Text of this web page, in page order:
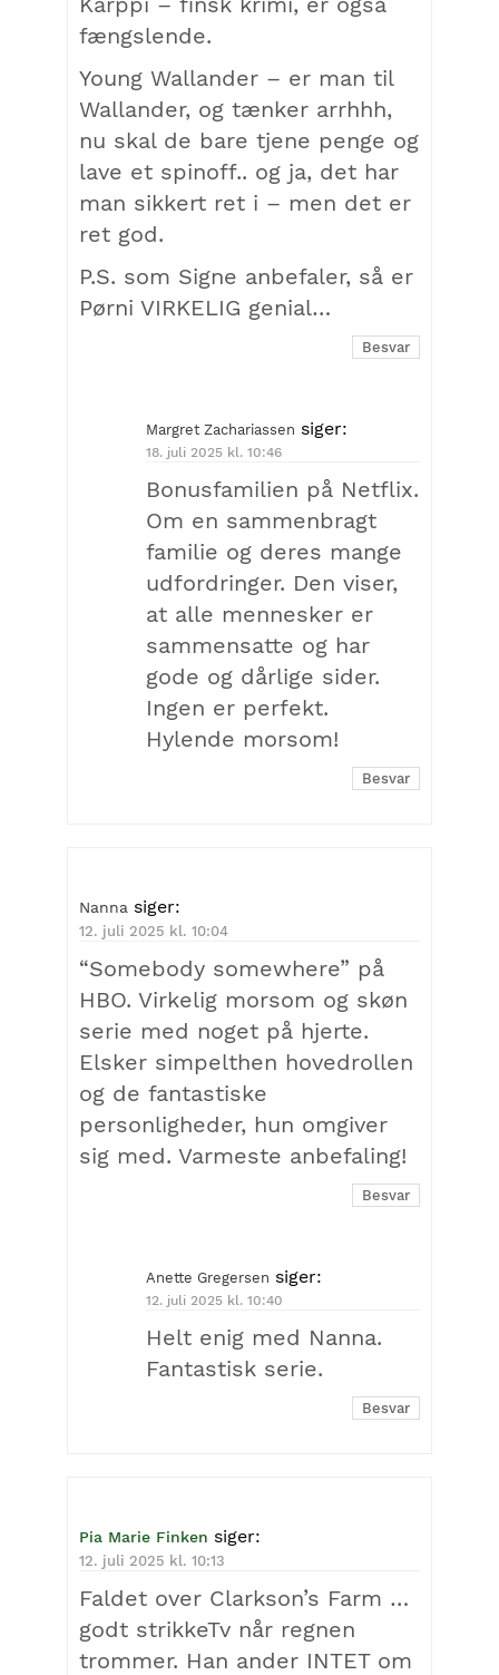
fængslende.
Young Wallander – er man til
Wallander, og tænker arrhhh,
nu skal de bare tjene penge og
lave et spinoff.. og ja, det har
man sikkert ret i – men det er
ret god.
P.S. som Signe anbefaler, så er
Pørni VIRKELIG genial…
Besvar
Margret Zachariassen siger:
18. juli 2025 kl. 10:46
Bonusfamilien på Netflix.
Om en sammenbragt
familie og deres mange
udfordringer. Den viser,
at alle mennesker er
sammensatte og har
gode og dårlige sider.
Ingen er perfekt.
Hylende morsom!
Besvar
Nanna siger:
12. juli 2025 kl. 10:04
“Somebody somewhere” på
HBO. Virkelig morsom og skøn
serie med noget på hjerte.
Elsker simpelthen hovedrollen
og de fantastiske
personligheder, hun omgiver
sig med. Varmeste anbefaling!
Besvar
Anette Gregersen siger:
12. juli 2025 kl. 10:40
Helt enig med Nanna.
Fantastisk serie.
Besvar
Pia Marie Finken siger:
12. juli 2025 kl. 10:13
Faldet over Clarkson’s Farm …
godt strikkeTv når regnen
trommer. Han ander INTET om